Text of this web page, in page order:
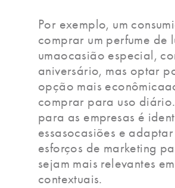
Por exemplo, um
comprar um perfume de
umaocasião especial,
aniversário, mas optar
opção mais
comprar para uso
para as empresas é
essasocasiões e adaptar
esforços de marketing
sejam mais relevantes
contextuais.